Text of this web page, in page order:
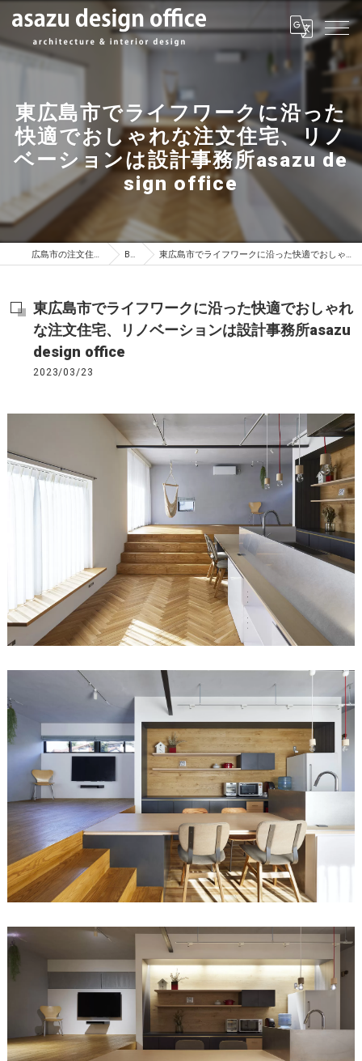
東広島市でライフワークに沿った
快適でおしゃれな注文住宅、リノ
ベーションは設計事務所asazu de
sign office
広島市の注文住宅はasazu design office BLOG 東広島市でライフワークに沿った快適でおしゃれな注文住宅、リノベーションは設計事務所asazu design office
東広島市でライフワークに沿った快適でおしゃれ
な注文住宅、リノベーションは設計事務所asazu
design office
2023/03/23